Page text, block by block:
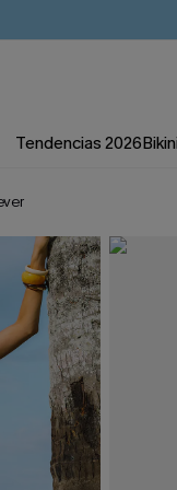
Tendencias 2026